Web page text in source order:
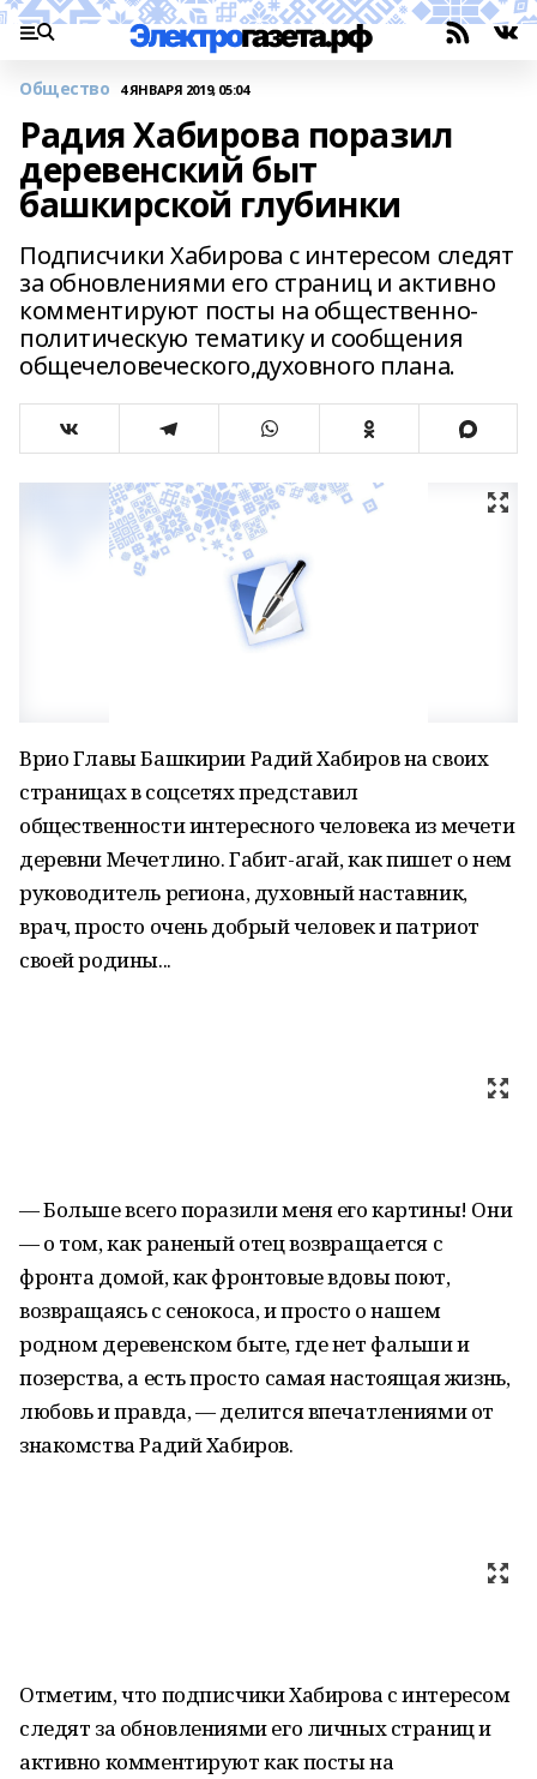
Общество 4 ЯНВАРЯ 2019, 05:04
Радия Хабирова поразил
деревенский быт
башкирской глубинки
Подписчики Хабирова с интересом следят
за обновлениями его страниц и активно
комментируют посты на общественно-
политическую тематику и сообщения
общечеловеческого,духовного плана.
Врио Главы Башкирии Радий Хабиров на своих
страницах в соцсетях представил
общественности интересного человека из мечети
деревни Мечетлино. Габит-агай, как пишет о нем
руководитель региона, духовный наставник,
врач, просто очень добрый человек и патриот
своей родины...
— Больше всего поразили меня его картины! Они
— о том, как раненый отец возвращается с
фронта домой, как фронтовые вдовы поют,
возвращаясь с сенокоса, и просто о нашем
родном деревенском быте, где нет фальши и
позерства, а есть просто самая настоящая жизнь,
любовь и правда, — делится впечатлениями от
знакомства Радий Хабиров.
Отметим, что подписчики Хабирова с интересом
следят за обновлениями его личных страниц и
активно комментируют как посты на